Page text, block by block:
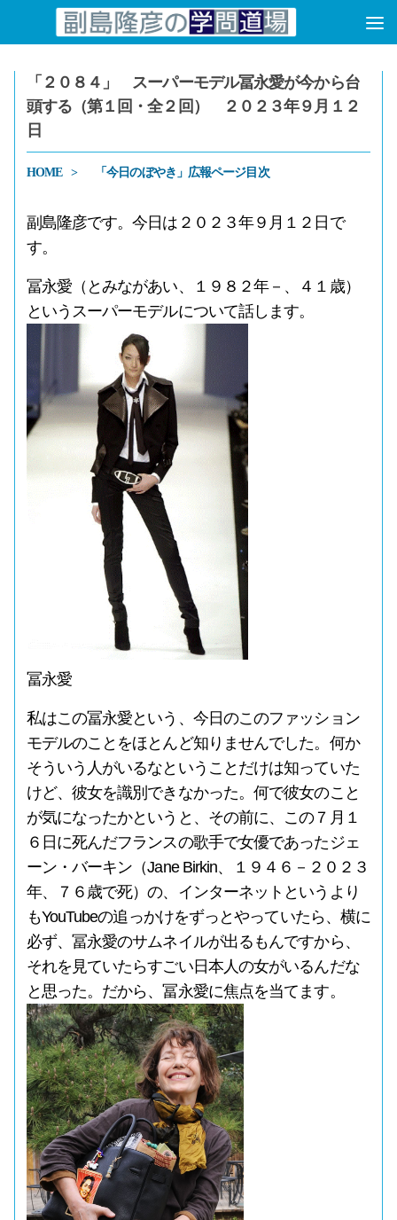
コンテンツへスキップ
「２０８４」 スーパーモデル冨永愛が今から台
頭する（第１回・全２回） ２０２３年９月１２
日
HOME 「今日のぼやき」広報ページ目次
副島隆彦です。今日は２０２３年９月１２日で
す。
冨永愛（とみながあい、１９８２年－、４１歳）
というスーパーモデルについて話します。
冨永愛
私はこの冨永愛という、今日のこのファッション
モデルのことをほとんど知りませんでした。何か
そういう人がいるなということだけは知っていた
けど、彼女を識別できなかった。何で彼女のこと
が気になったかというと、その前に、この７月１
６日に死んだフランスの歌手で女優であったジェ
ーン・バーキン（Jane Birkin、１９４６－２０２３
年、７６歳で死）の、インターネットというより
もYouTubeの追っかけをずっとやっていたら、横に
必ず、冨永愛のサムネイルが出るもんですから、
それを見ていたらすごい日本人の女がいるんだな
と思った。だから、冨永愛に焦点を当てます。